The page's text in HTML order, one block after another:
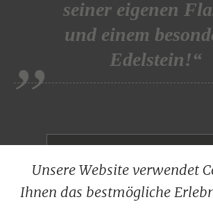
Unsere Website verwendet
Ihnen das bestmögliche
seiner eigenen
und einem
Edelstein!“